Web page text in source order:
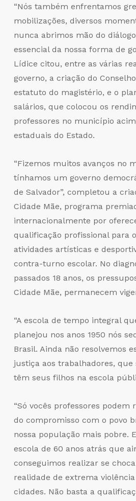
“Nós também enfrentamos
mobilizações, diversos
nunca abrimos mão do
essencial da nossa forma de
Lídice citou, entre as várias
governo, a criação do
estatuto do magistério, e o
salários, que colocou os
professores no município
estaduais do Estado.
“Fizemos muitos avanços no
tínhamos um governo
de Salvador”, completou a
Cidade Mãe, programa
internacionalmente por
qualificação profissional para
atividades artísticas e
contra-turno escolar. No
passados 18 anos, os
Cidade Mãe, permanecem
“A escola de tempo integral
planejou nos anos 1950 nós
Brasil. Ainda não resolvemos
justiça aos trabalhadores, que
têm seus filhos na escola
“Só vocês professores podem
do compromisso com o povo
nossa população mais pobre.
escola de 60 anos atrás que
conseguimos realizar se
realidade de extrema
cidades. Não basta a